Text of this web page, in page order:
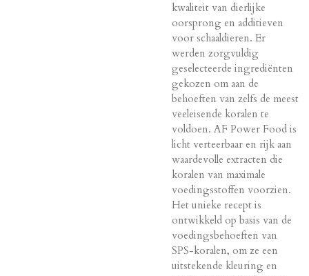
kwaliteit van dierlijke
oorsprong en additieven
voor schaaldieren. Er
werden zorgvuldig
geselecteerde ingrediënten
gekozen om aan de
behoeften van zelfs de meest
veeleisende koralen te
voldoen. AF Power Food is
licht verteerbaar en rijk aan
waardevolle extracten die
koralen van maximale
voedingsstoffen voorzien.
Het unieke recept is
ontwikkeld op basis van de
voedingsbehoeften van
SPS-koralen, om ze een
uitstekende kleuring en